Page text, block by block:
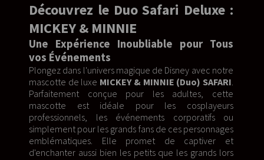
Découvrez le Duo Safari Deluxe :
MICKEY & MINNIE
Une Expérience Inoubliable pour Tous
vos Événements
Plongez dans l'univers magique de Disney avec notre
mascotte de luxe MICKEY & MINNIE (Duo) SAFARI.
Parfaitement conçue pour les adultes, cette
mascotte est idéale pour les cosplayeurs
professionnels, les événements corporatifs ou
simplement pour les grands fans de ces personnages
emblématiques. Elle promet de captiver et
d'enchanter aussi bien les petits que les grands lors